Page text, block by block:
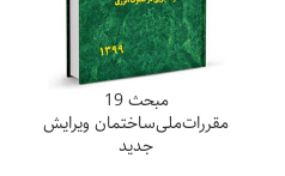
مبحث 19
مقررات‌ملی‌ساختمان ویرایش
جدید